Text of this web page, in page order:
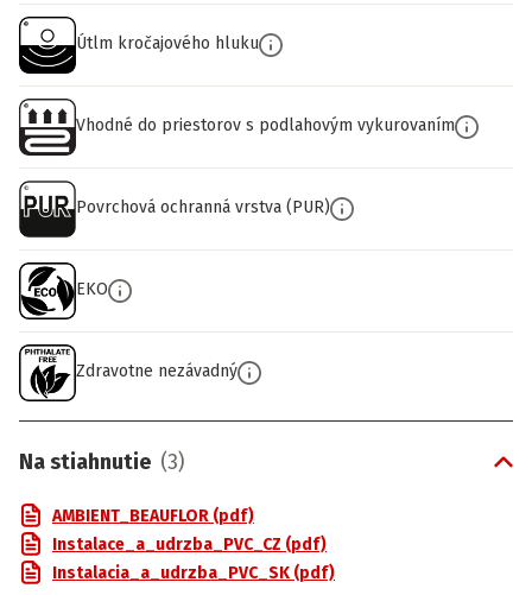
Útlm kročajového hluku
Vhodné do priestorov s podlahovým vykurovaním
Povrchová ochranná vrstva (PUR)
EKO
Zdravotne nezávadný
Na stiahnutie (3)
AMBIENT_BEAUFLOR (pdf)
Instalace_a_udrzba_PVC_CZ (pdf)
Instalacia_a_udrzba_PVC_SK (pdf)